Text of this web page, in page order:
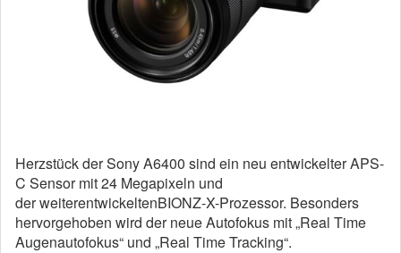
Herzstück der Sony A6400 sind ein neu entwickelter APS-
C Sensor mit 24 Megapixeln und
der weiterentwickeltenBIONZ-X-Prozessor. Besonders
hervorgehoben wird der neue Autofokus mit „Real Time
Augenautofokus“ und „Real Time Tracking“.